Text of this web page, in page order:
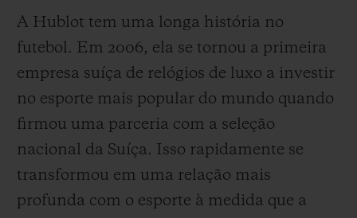
A Hublot tem uma longa história no
futebol. Em 2006, ela se tornou a primeira
empresa suíça de relógios de luxo a investir
no esporte mais popular do mundo quando
firmou uma parceria com a seleção
nacional da Suíça. Isso rapidamente se
transformou em uma relação mais
profunda com o esporte à medida que a